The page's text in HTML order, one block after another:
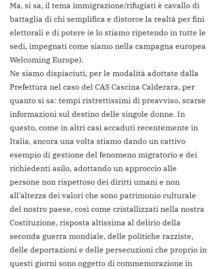
Ma, si sa, il tema immigrazione/rifugiati è cavallo di
battaglia di chi semplifica e distorce la realtà per fini
elettorali e di potere (e lo stiamo ripetendo in tutte le
sedi, impegnati come siamo nella campagna europea
Welcoming Europe).
Ne siamo dispiaciuti, per le modalità adottate dalla
Prefettura nel caso del CAS Cascina Calderara, per
quanto si sa: tempi ristrettissimi di preavviso, scarse
informazioni sul destino delle singole donne. In
questo, come in altri casi accaduti recentemente in
Italia, ancora una volta stiamo dando un cattivo
esempio di gestione del fenomeno migratorio e dei
richiedenti asilo, adottando un approccio alle
persone non rispettoso dei diritti umani e non
all’altezza dei valori che sono patrimonio culturale
del nostro paese, così come cristallizzati nella nostra
Costituzione, risposta altissima al delirio della
seconda guerra mondiale, delle politiche razziste,
delle deportazioni e delle persecuzioni che proprio in
questi giorni sono oggetto di commemorazione in